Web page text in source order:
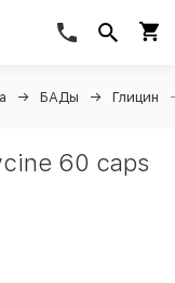
БАДы Глицин
60 caps